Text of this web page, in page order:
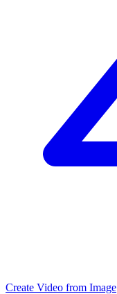
Create Video from Image